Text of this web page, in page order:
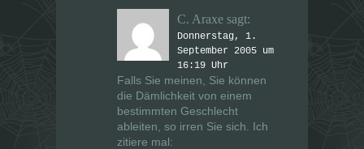
C. Araxe sagt:
Donnerstag, 1.
September 2005 um
16:19 Uhr
Falls Sie meinen, Sie können
die Dämlichkeit von einem
bestimmten Geschlecht
ableiten, so irren Sie sich. Ich
zitiere mal: